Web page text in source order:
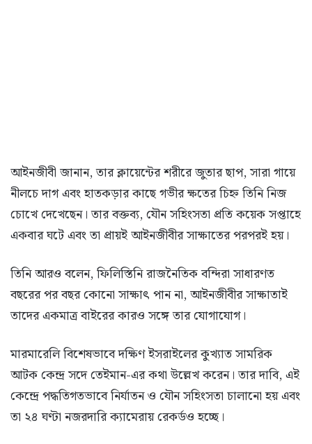
আইনজীবী জানান, তার ক্লায়েন্টের শরীরে জুতার ছাপ, সারা গায়ে
নীলচে দাগ এবং হাতকড়ার কাছে গভীর ক্ষতের চিহ্ন তিনি নিজ
চোখে দেখেছেন। তার বক্তব্য, যৌন সহিংসতা প্রতি কয়েক সপ্তাহে
একবার ঘটে এবং তা প্রায়ই আইনজীবীর সাক্ষাতের পরপরই হয়।
তিনি আরও বলেন, ফিলিস্তিনি রাজনৈতিক বন্দিরা সাধারণত
বছরের পর বছর কোনো সাক্ষাৎ পান না, আইনজীবীর সাক্ষাতাই
তাদের একমাত্র বাইরের কারও সঙ্গে তার যোগাযোগ।
মারমারেলি বিশেষভাবে দক্ষিণ ইসরাইলের কুখ্যাত সামরিক
আটক কেন্দ্র সদে তেইমান-এর কথা উল্লেখ করেন। তার দাবি, এই
কেন্দ্রে পদ্ধতিগতভাবে নির্যাতন ও যৌন সহিংসতা চালানো হয় এবং
তা ২৪ ঘণ্টা নজরদারি ক্যামেরায় রেকর্ডও হচ্ছে।